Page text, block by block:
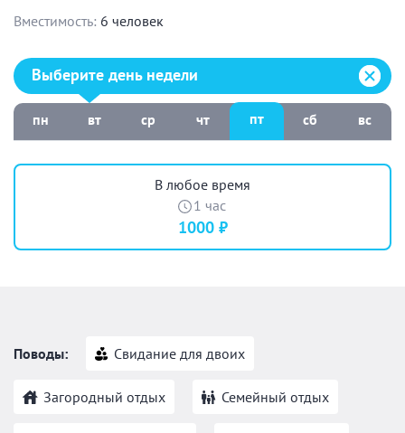
Вместимость: 6 человек
Выберите день недели:
Выберите день недели
пн вт ср чт пт сб вс
В любое время
1 час
1000 ₽
Поводы: Свидание для двоих
Загородный отдых Семейный отдых